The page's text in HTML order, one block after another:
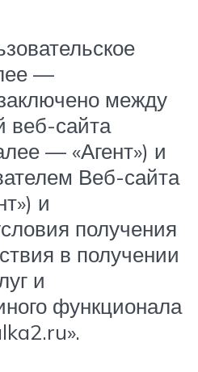
—
между
веб-сайта
— «Агент») и
Веб-сайта
и
получения
в получении
и
функционала